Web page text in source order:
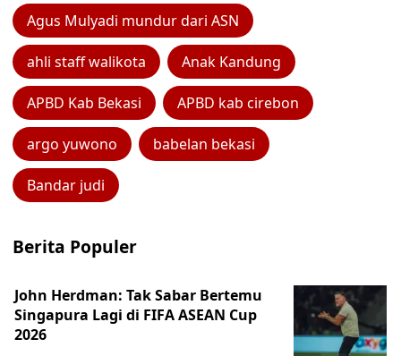
Agus Mulyadi mundur dari ASN
ahli staff walikota Anak Kandung
APBD Kab Bekasi APBD kab cirebon
argo yuwono babelan bekasi
Bandar judi
Berita Populer
John Herdman: Tak Sabar Bertemu
Singapura Lagi di FIFA ASEAN Cup
2026